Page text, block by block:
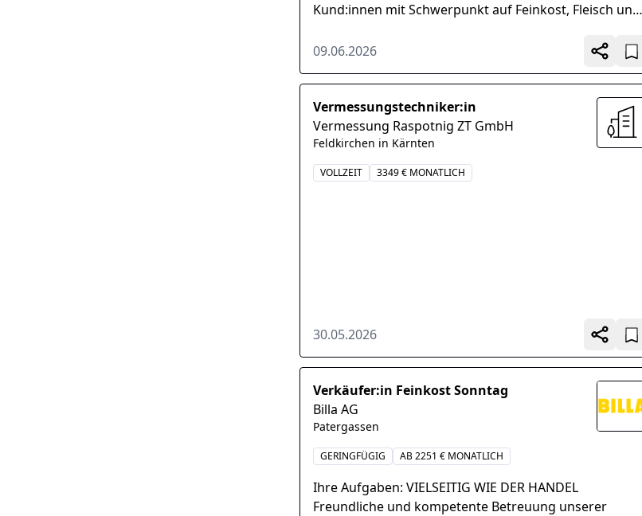
Kund:innen mit Schwerpunkt auf Feinkost, Fleisch und
Verkaufsgesprächen, Ansprechende...
09.06.2026
Vermessungstechniker:in
Vermessung Raspotnig ZT GmbH
Feldkirchen in Kärnten
VOLLZEIT 3349 € MONATLICH
30.05.2026
Verkäufer:in Feinkost Sonntag
Billa AG
Patergassen
GERINGFÜGIG AB 2251 € MONATLICH
Ihre Aufgaben: VIELSEITIG WIE DER HANDEL
Freundliche und kompetente Betreuung unserer